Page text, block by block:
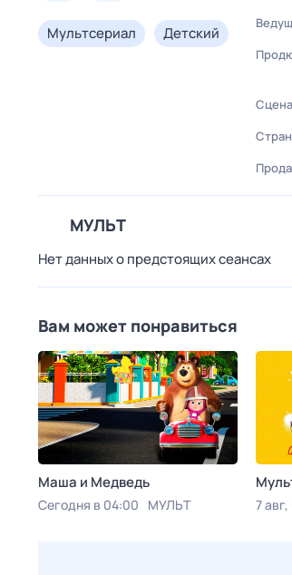
Мультсериал Детский
МУЛЬТ
Нет данных о предстоящих сеансах
Вам может понравиться
Маша и Медведь
Сегодня в 04:00 МУЛЬТ 7